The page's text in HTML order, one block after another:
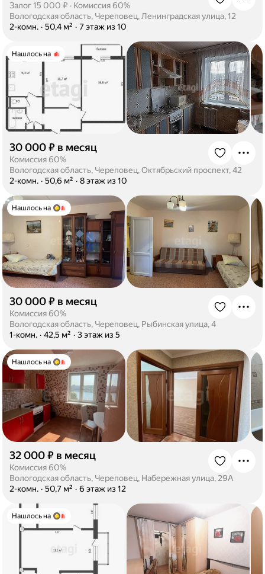
Залог 15 000 ₽ · Комиссия 60%
Вологодская область, Череповец, Ленинградская улица, 12
2-комн. · 50,4 м² · 7 этаж из 10
Нашлось на
30 000 ₽ в месяц
Комиссия 60%
Вологодская область, Череповец, Октябрьский проспект, 42
2-комн. · 50,6 м² · 8 этаж из 10
Нашлось на
30 000 ₽ в месяц
Комиссия 60%
Вологодская область, Череповец, Рыбинская улица, 4
1-комн. · 42,5 м² · 3 этаж из 5
Нашлось на
32 000 ₽ в месяц
Комиссия 60%
Вологодская область, Череповец, Набережная улица, 29А
2-комн. · 50,7 м² · 6 этаж из 12
Нашлось на